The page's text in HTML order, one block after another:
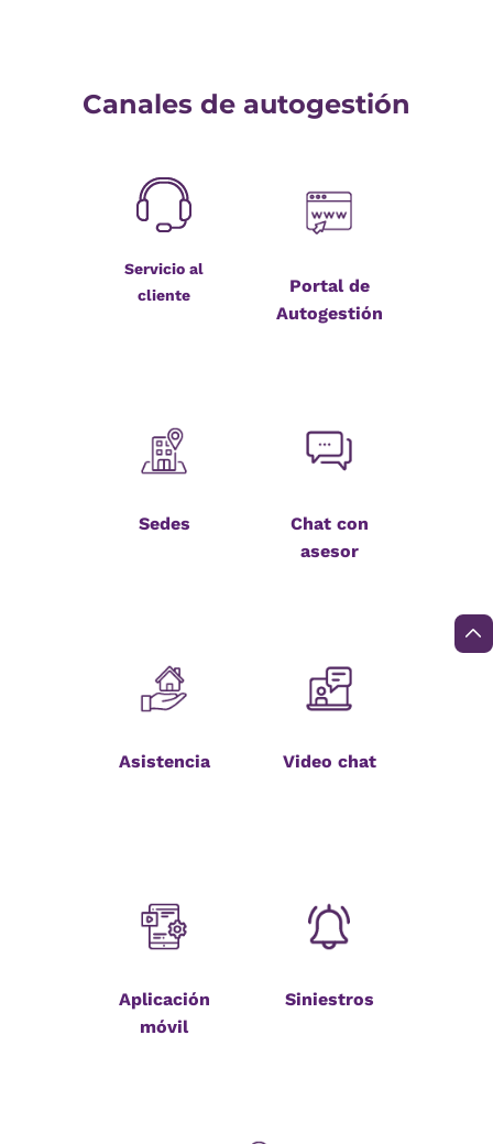
Canales de autogestión
Servicio al
cliente
Portal de
Autogestión
Sedes
Chat con
asesor
Asistencia Video chat
Aplicación
móvil
Siniestros